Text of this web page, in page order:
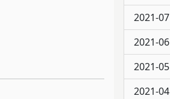
2021-07
2021-06
2021-05
2021-04